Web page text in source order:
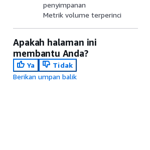
penyimpanan
Metrik volume terperinci
Apakah halaman ini
membantu Anda?
Ya
Tidak
Berikan umpan balik